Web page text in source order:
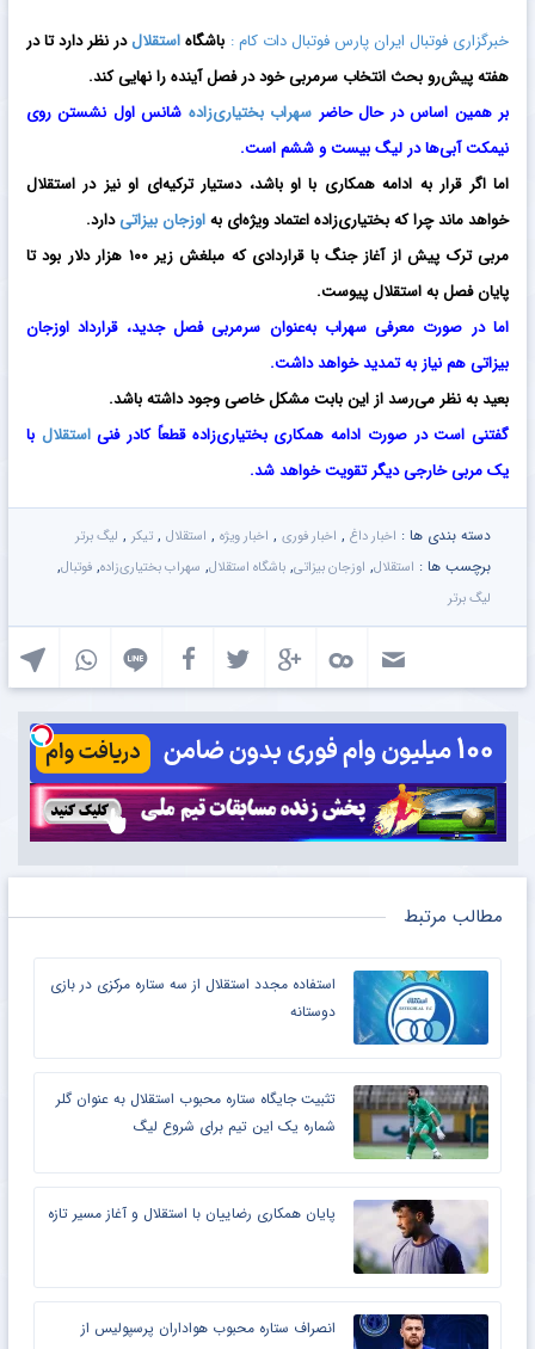
خبرگزاری فوتبال ایران پارس فوتبال دات کام : باشگاهاستقلالدر نظر دارد تا در
هفته پیش‌رو بحث انتخاب سرمربی خود در فصل آینده را نهایی کند.
بر همین اساس در حال حاضر سهراب بختیاری‌زاده شانس اول نشستن روی
نیمکت آبی‌ها در لیگ بیست و ششم است.
اما اگر قرار به ادامه همکاری با او باشد، دستیار ترکیه‌ای او نیز در استقلال
خواهد ماند چرا که بختیاری‌زاده اعتماد ویژه‌ای بهاوزجان بیزاتیدارد.
مربی ترک پیش از آغاز جنگ با قراردادی که مبلغش زیر ۱۰۰ هزار دلار بود تا
پایان فصل به استقلال پیوست.
اما در صورت معرفی سهراب به‌عنوان سرمربی فصل جدید، قرارداد اوزجان
بیزاتی هم نیاز به تمدید خواهد داشت.
بعید به نظر می‌رسد از این بابت مشکل خاصی وجود داشته باشد.
گفتنی است در صورت ادامه همکاری بختیاری‌زاده قطعاً کادر فنیاستقلال با
یک مربی خارجی دیگر تقویت خواهد شد.
دسته بندی ها : اخبار داغ , اخبار فوری , اخبار ویژه , استقلال , تیکر , لیگ برتر
برچسب ها : استقلال, اوزجان بیزاتی, باشگاه استقلال, سهراب بختیاری‌زاده, فوتبال,
لیگ برتر
مطالب مرتبط
استفاده مجدد استقلال از سه ستاره مرکزی در بازی
دوستانه
تثبیت جایگاه ستاره محبوب استقلال به عنوان گلر
شماره یک این تیم برای شروع لیگ
پایان همکاری رضاییان با استقلال و آغاز مسیر تازه
انصراف ستاره محبوب هواداران پرسپولیس از